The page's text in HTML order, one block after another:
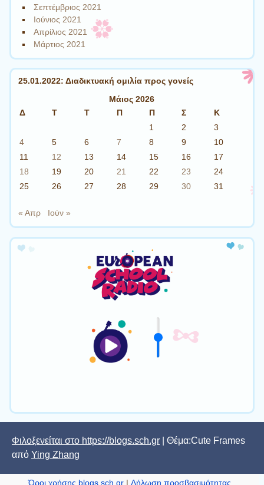
Σεπτέμβριος 2021
Ιούνιος 2021
Απρίλιος 2021
Μάρτιος 2021
25.01.2022: Διαδικτυακή ομιλία προς γονείς
Μάιος 2026
Δ
Τ Τ Π Π Σ
Κ
1
2
3
4
5 6 7 8 9
10
11
12 13 14 15 16
17
18
19 20 21 22 23
24
25
26 27 28 29 30 31
« Απρ Ιούν »
Φιλοξενείται στο https://blogs.sch.gr | Θέμα:Cute Frames
από Ying Zhang
Όροι χρήσης blogs.sch.gr |Δήλωση προσβασιμότητας